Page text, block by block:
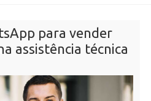
para vender
assistência técnica